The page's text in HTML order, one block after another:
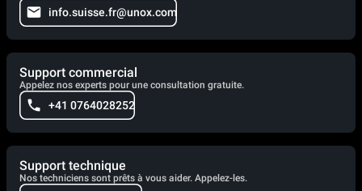
info.suisse.fr@unox.com
Support commercial
Appelez nos experts pour une consultation gratuite.
+41 0764028252
Support technique
Nos techniciens sont prêts à vous aider. Appelez-les.